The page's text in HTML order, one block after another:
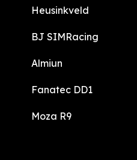
Heusinkveld
BJ SIMRacing
Almiun
Fanatec DD1
Moza R9